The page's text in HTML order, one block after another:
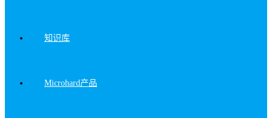
知识库
Microhard产品